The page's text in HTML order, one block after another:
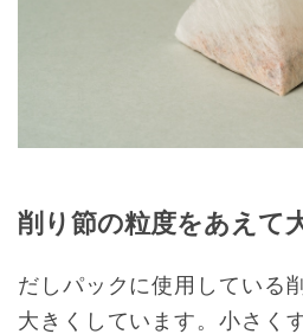
削り節の粒度をあえて
だしパックに使用している
大きくしています。小さく